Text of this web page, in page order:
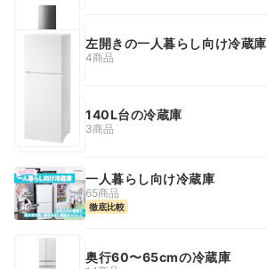
左開きの一人暮らし向け冷蔵庫
4商品
140L台の冷蔵庫
3商品
一人暮らし向け冷蔵庫
65商品
徹底比較
奥行60〜65cmの冷蔵庫